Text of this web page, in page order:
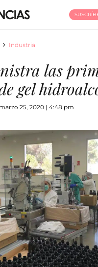
Industria
las
gel
marzo 25, 2020 | 4:48 pm